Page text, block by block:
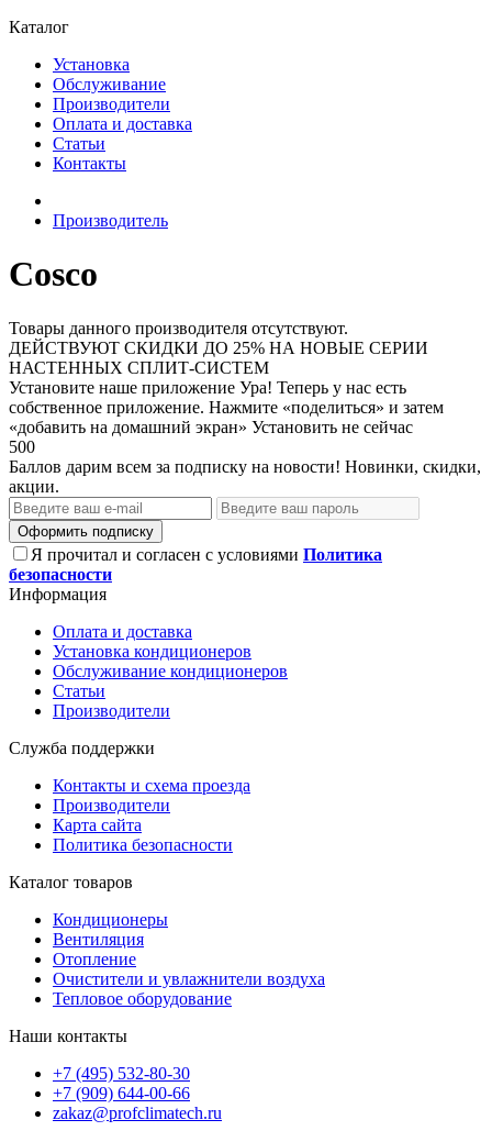
Каталог
Установка
Обслуживание
Производители
Оплата и доставка
Статьи
Контакты
Производитель
Cosco
Товары данного производителя отсутствуют.
ДЕЙСТВУЮТ СКИДКИ ДО 25% НА НОВЫЕ СЕРИИ
НАСТЕННЫХ СПЛИТ-СИСТЕМ
Установите наше приложение Ура! Теперь у нас есть
собственное приложение. Нажмите «поделиться» и затем
«добавить на домашний экран» Установить не сейчас
500
Баллов дарим всем за подписку на новости! Новинки, скидки,
акции.
Оформить подписку
Я прочитал и согласен с условиями Политика
безопасности
Информация
Оплата и доставка
Установка кондиционеров
Обслуживание кондиционеров
Статьи
Производители
Служба поддержки
Контакты и схема проезда
Производители
Карта сайта
Политика безопасности
Каталог товаров
Кондиционеры
Вентиляция
Отопление
Очистители и увлажнители воздуха
Тепловое оборудование
Наши контакты
+7 (495) 532-80-30
+7 (909) 644-00-66
zakaz@profclimatech.ru